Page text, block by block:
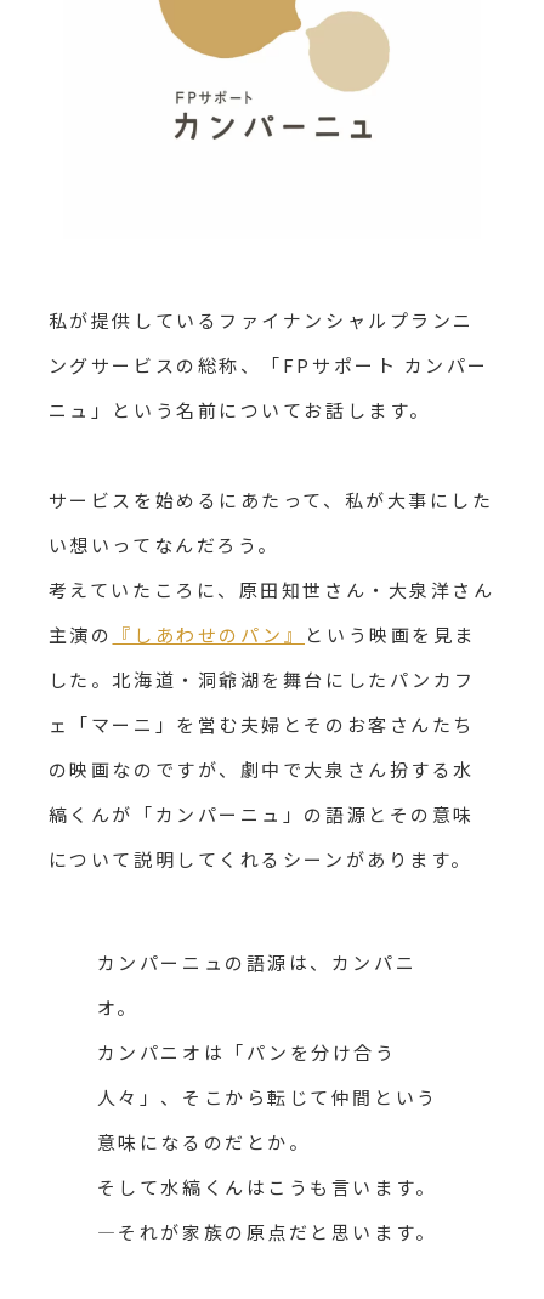
私が提供しているファイナンシャルプランニ
ングサービスの総称、「FPサポート カンパー
ニュ」という名前についてお話します。
サービスを始めるにあたって、私が大事にした
い想いってなんだろう。
考えていたころに、原田知世さん・大泉洋さん
主演の 『しあわせのパン』
という映画を見ま
した。北海道・洞爺湖を舞台にしたパンカフ
ェ「マーニ」を営む夫婦とそのお客さんたち
の映画なのですが、劇中で大泉さん扮する水
縞くんが「カンパーニュ」の語源とその意味
について説明してくれるシーンがあります。
カンパーニュの語源は、カンパニ
オ。
カンパニオは「パンを分け合う
人々」、そこから転じて仲間という
意味になるのだとか。
そして水縞くんはこうも言います。
―それが家族の原点だと思います。